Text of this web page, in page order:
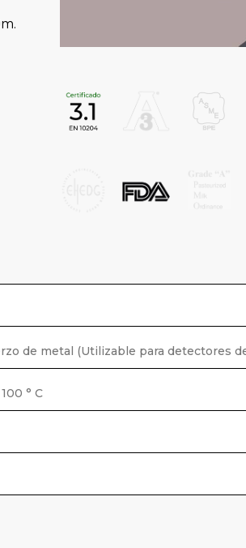
de metal (Utilizable para detectores
° C